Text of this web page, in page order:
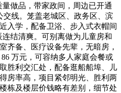
做品，带家政间，周边已开通
交线。笼盖老城区、政务区、滨
入学，配备卫浴、步入式衣帽间
连结清爽。可别离做为儿童房和
齐备、医疗设备先辈，无暗房，
万元，可容纳多人家庭会餐或
胜利交汇处，配备逛船船埠、儿
房率高，项目紧邻明光、胜利两
栋及楼层价钱略有差别，细节处